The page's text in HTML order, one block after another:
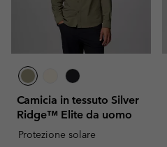
Camicia in tessuto Silver
Ridge™ Elite da uomo
Protezione solare